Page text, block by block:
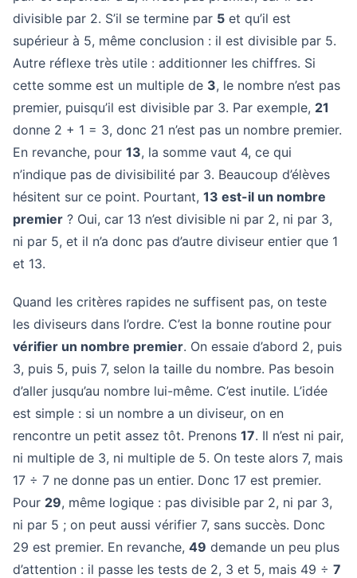
divisible par 2. S’il se termine par 5 et qu’il est
supérieur à 5, même conclusion : il est divisible par 5.
Autre réflexe très utile : additionner les chiffres. Si
cette somme est un multiple de 3, le nombre n’est pas
premier, puisqu’il est divisible par 3. Par exemple, 21
donne 2 + 1 = 3, donc 21 n’est pas un nombre premier.
En revanche, pour 13, la somme vaut 4, ce qui
n’indique pas de divisibilité par 3. Beaucoup d’élèves
hésitent sur ce point. Pourtant, 13 est-il un nombre
premier ? Oui, car 13 n’est divisible ni par 2, ni par 3,
ni par 5, et il n’a donc pas d’autre diviseur entier que 1
et 13.
Quand les critères rapides ne suffisent pas, on teste
les diviseurs dans l’ordre. C’est la bonne routine pour
vérifier un nombre premier. On essaie d’abord 2, puis
3, puis 5, puis 7, selon la taille du nombre. Pas besoin
d’aller jusqu’au nombre lui-même. C’est inutile. L’idée
est simple : si un nombre a un diviseur, on en
rencontre un petit assez tôt. Prenons 17. Il n’est ni pair,
ni multiple de 3, ni multiple de 5. On teste alors 7, mais
17 ÷ 7 ne donne pas un entier. Donc 17 est premier.
Pour 29, même logique : pas divisible par 2, ni par 3,
ni par 5 ; on peut aussi vérifier 7, sans succès. Donc
29 est premier. En revanche, 49 demande un peu plus
d’attention : il passe les tests de 2, 3 et 5, mais 49 ÷ 7